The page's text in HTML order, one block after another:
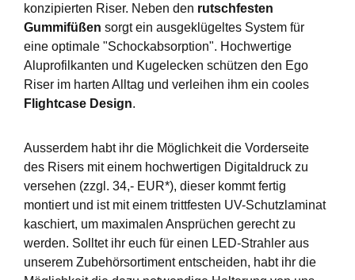
konzipierten Riser. Neben den rutschfesten
Gummifüßen sorgt ein ausgeklügeltes System für
eine optimale "Schockabsorption". Hochwertige
Aluprofilkanten und Kugelecken schützen den Ego
Riser im harten Alltag und verleihen ihm ein cooles
Flightcase Design.
Ausserdem habt ihr die Möglichkeit die Vorderseite
des Risers mit einem hochwertigen Digitaldruck zu
versehen (zzgl. 34,- EUR*), dieser kommt fertig
montiert und ist mit einem trittfesten UV-Schutzlaminat
kaschiert, um maximalen Ansprüchen gerecht zu
werden. Solltet ihr euch für einen LED-Strahler aus
unserem Zubehörsortiment entscheiden, habt ihr die